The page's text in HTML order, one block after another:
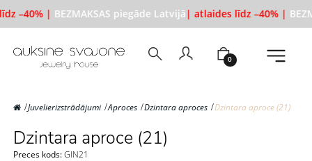
–40% | BEZMAKSAS piegāde Latvijā| atlaides līdz –40% |
0
Juvelierizstrādājumi Aproces Dzintara aproces Dzintara aproce (21)
Dzintara aproce (21)
Preces kods:GIN21